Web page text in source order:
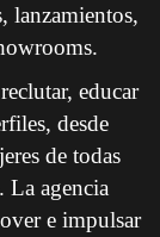
lanzamientos,
educar
desde
de todas
La agencia
e impulsar